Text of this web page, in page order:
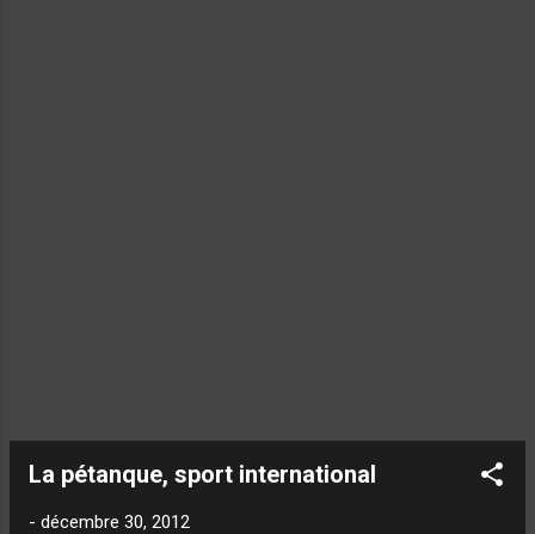
La pétanque, sport international
- décembre 30, 2012